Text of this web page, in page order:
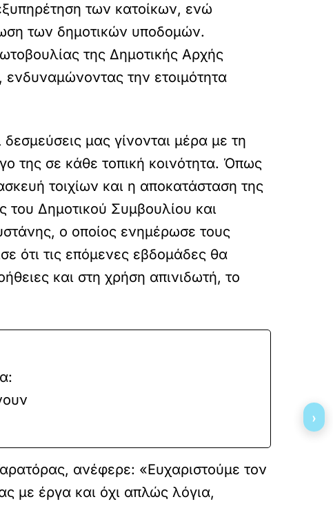
των κατοίκων, ενώ
των δημοτικών υποδομών.
της Δημοτικής Αρχής
την ετοιμότητα
μας γίνονται μέρα με τη
της σε κάθε τοπική κοινότητα. Όπως
τοιχίων και η αποκατάσταση της
του Δημοτικού Συμβουλίου και
ο οποίος ενημέρωσε τους
ότι τις επόμενες εβδομάδες θα
και στη χρήση απινιδωτή, το
ανέφερε: «Ευχαριστούμε τον
με έργα και όχι απλώς λόγια,
›